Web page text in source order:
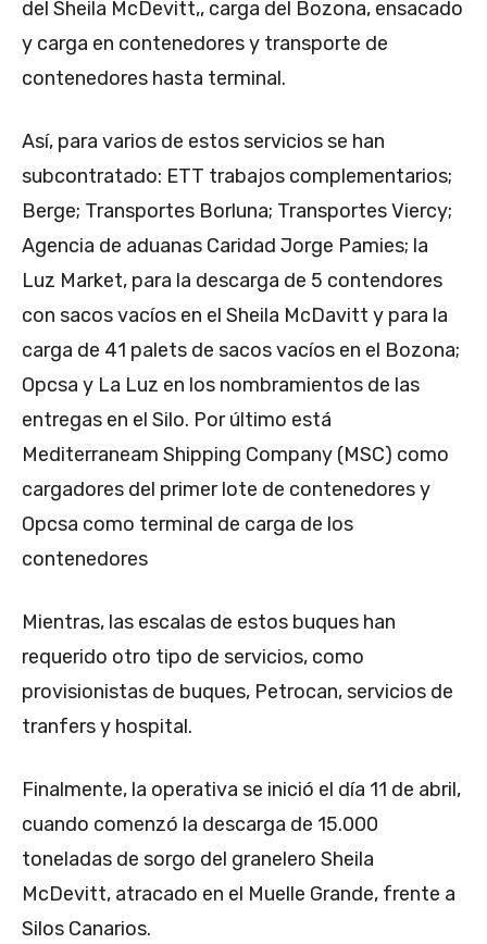
del Sheila McDevitt,, carga del Bozona, ensacado
y carga en contenedores y transporte de
contenedores hasta terminal.
Así, para varios de estos servicios se han
subcontratado: ETT trabajos complementarios;
Berge; Transportes Borluna; Transportes Viercy;
Agencia de aduanas Caridad Jorge Pamies; la
Luz Market, para la descarga de 5 contendores
con sacos vacíos en el Sheila McDavitt y para la
carga de 41 palets de sacos vacíos en el Bozona;
Opcsa y La Luz en los nombramientos de las
entregas en el Silo. Por último está
Mediterraneam Shipping Company (MSC) como
cargadores del primer lote de contenedores y
Opcsa como terminal de carga de los
contenedores
Mientras, las escalas de estos buques han
requerido otro tipo de servicios, como
provisionistas de buques, Petrocan, servicios de
tranfers y hospital.
Finalmente, la operativa se inició el día 11 de abril,
cuando comenzó la descarga de 15.000
toneladas de sorgo del granelero Sheila
McDevitt, atracado en el Muelle Grande, frente a
Silos Canarios.